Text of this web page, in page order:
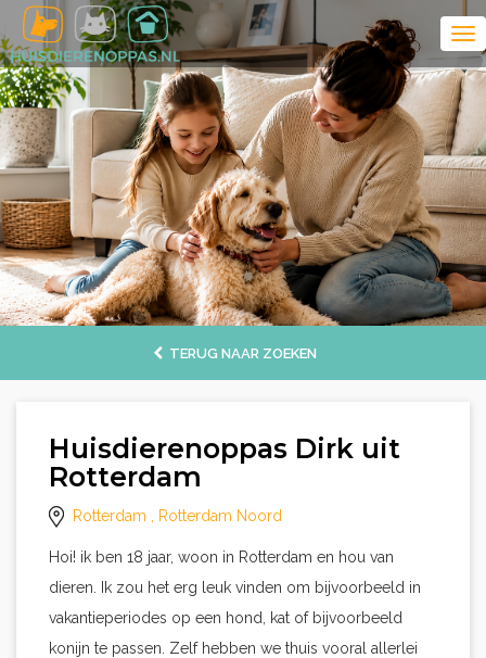
TERUG NAAR ZOEKEN
Huisdierenoppas Dirk uit
Rotterdam
Rotterdam , Rotterdam Noord
Hoi! ik ben 18 jaar, woon in Rotterdam en hou van
dieren. Ik zou het erg leuk vinden om bijvoorbeeld in
vakantieperiodes op een hond, kat of bijvoorbeeld
konijn te passen. Zelf hebben we thuis vooral allerlei